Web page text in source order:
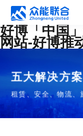
好博「中国
网站-好博推
五大解决方案
租赁、安全、物流、